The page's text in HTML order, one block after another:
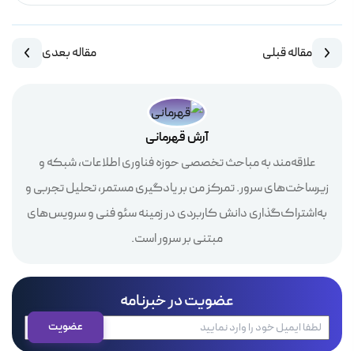
مقاله قبلی مقاله بعدی
آرش قهرمانی
علاقه‌مند به مباحث تخصصی حوزه فناوری اطلاعات، شبکه و
زیرساخت‌های سرور. تمرکز من بر یادگیری مستمر، تحلیل تجربی و
به‌اشتراک‌گذاری دانش کاربردی در زمینه سئو فنی و سرویس‌های
مبتنی بر سرور است.
عضویت در خبرنامه